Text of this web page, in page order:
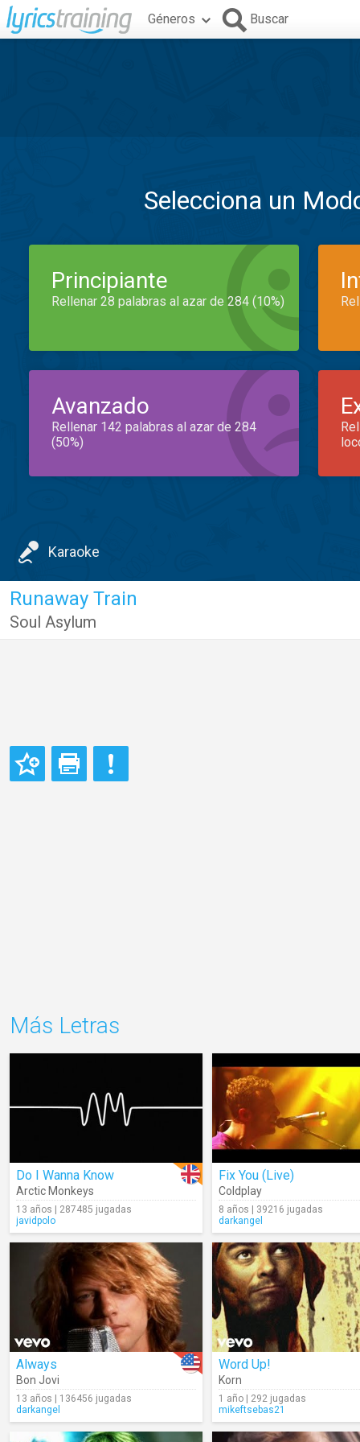
Géneros Buscar
Selecciona un
Principiante
Rellenar 28 palabras al azar de 284 (10%)
Avanzado
Rellenar 142 palabras al azar de 284
(50%)
Karaoke
Runaway Train
Soul Asylum
Más Letras
Do I Wanna Know
Arctic Monkeys
13 años | 287485 jugadas
javidpolo
Fix You (Live)
Coldplay
8 años | 39216 jugadas
darkangel
Always
Bon Jovi
13 años | 136456 jugadas
darkangel
Word Up!
Korn
1 año | 292 jugadas
mikeftsebas21